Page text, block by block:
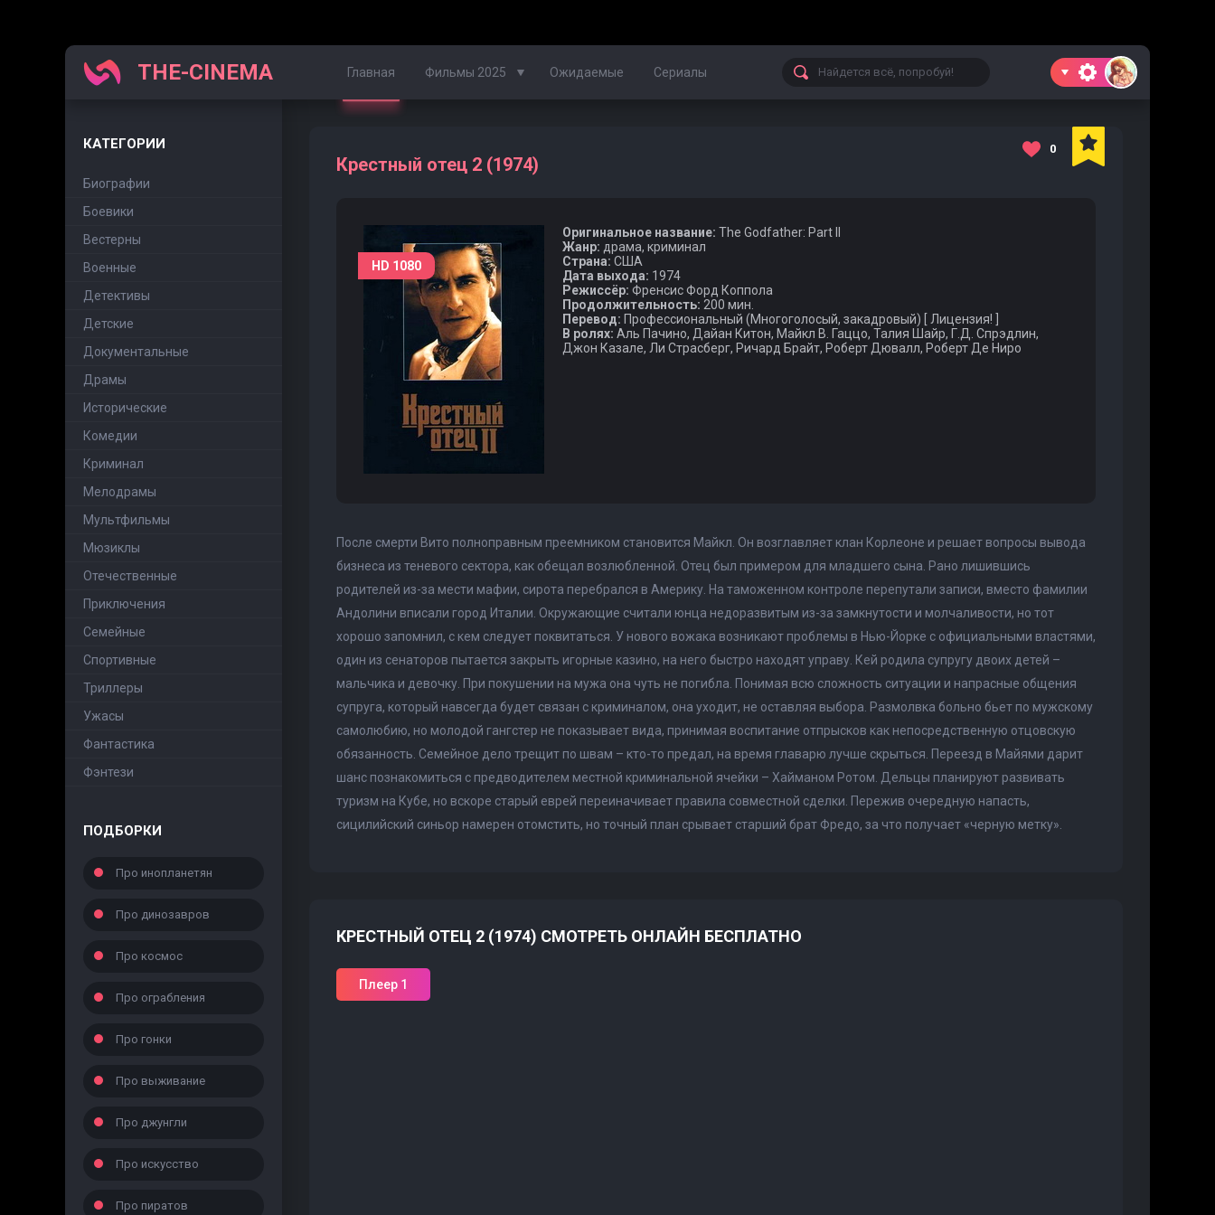
THE-CINEMA Главная Фильмы 2025
Фильмы 2024
Фильмы 2021
Фильмы 2020
Ожидаемые Сериалы
КАТЕГОРИИ
Биографии
Боевики
Вестерны
Военные
Детективы
Детские
Документальные
Драмы
Исторические
Комедии
Криминал
Мелодрамы
Мультфильмы
Мюзиклы
Отечественные
Приключения
Семейные
Cпортивные
Триллеры
Ужасы
Фантастика
Фэнтези
ПОДБОРКИ
Про инопланетян
Про динозавров
Про космос
Про ограбления
Про гонки
Про выживание
Про джунгли
Про искусство
Про пиратов
Крестный отец 2 (1974)
0
HD 1080
Оригинальное название: The Godfather: Part II
Жанр: драма, криминал
Страна: США
Дата выхода: 1974
Режиссёр: Френсис Форд Коппола
Продолжительность: 200 мин.
Перевод: Профессиональный (Многоголосый, закадровый) [ Лицензия! ]
В ролях: Аль Пачино, Дайан Китон, Майкл В. Гаццо, Талия Шайр, Г.Д. Спрэдлин,
Джон Казале, Ли Страсберг, Ричард Брайт, Роберт Дювалл, Роберт Де Ниро
После смерти Вито полноправным преемником становится Майкл. Он возглавляет клан Корлеоне и решает вопросы вывода
бизнеса из теневого сектора, как обещал возлюбленной. Отец был примером для младшего сына. Рано лишившись
родителей из-за мести мафии, сирота перебрался в Америку. На таможенном контроле перепутали записи, вместо фамилии
Андолини вписали город Италии. Окружающие считали юнца недоразвитым из-за замкнутости и молчаливости, но тот
хорошо запомнил, с кем следует поквитаться. У нового вожака возникают проблемы в Нью-Йорке с официальными властями,
один из сенаторов пытается закрыть игорные казино, на него быстро находят управу. Кей родила супругу двоих детей –
мальчика и девочку. При покушении на мужа она чуть не погибла. Понимая всю сложность ситуации и напрасные общения
супруга, который навсегда будет связан с криминалом, она уходит, не оставляя выбора. Размолвка больно бьет по мужскому
самолюбию, но молодой гангстер не показывает вида, принимая воспитание отпрысков как непосредственную отцовскую
обязанность. Семейное дело трещит по швам – кто-то предал, на время главарю лучше скрыться. Переезд в Майями дарит
шанс познакомиться с предводителем местной криминальной ячейки – Хайманом Ротом. Дельцы планируют развивать
туризм на Кубе, но вскоре старый еврей переиначивает правила совместной сделки. Пережив очередную напасть,
сицилийский синьор намерен отомстить, но точный план срывает старший брат Фредо, за что получает «черную метку».
КРЕСТНЫЙ ОТЕЦ 2 (1974) СМОТРЕТЬ ОНЛАЙН БЕСПЛАТНО
Плеер 1